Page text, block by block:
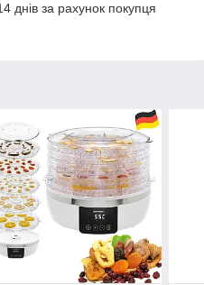
днів за рахунок покупця